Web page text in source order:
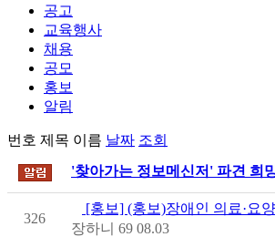
공고
교육행사
채용
공모
홍보
알림
번호 제목 이름 날짜 조회
'찾아가는 정보메신저' 파견 희
326
[홍보] (홍보)장애인 의료·요
장하니 69 08.03